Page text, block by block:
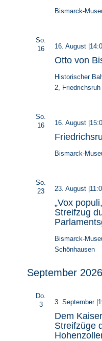
Bismarck-
So.
16
Otto von
16. August
Historischer
2, Friedrichsruh
So.
16
16. August
Bismarck-
So.
23
„Vox
Streifzug
23. August
Bismarck-
Schönhausen
September 2026
Do.
3
Dem
Streifzüge
3. September